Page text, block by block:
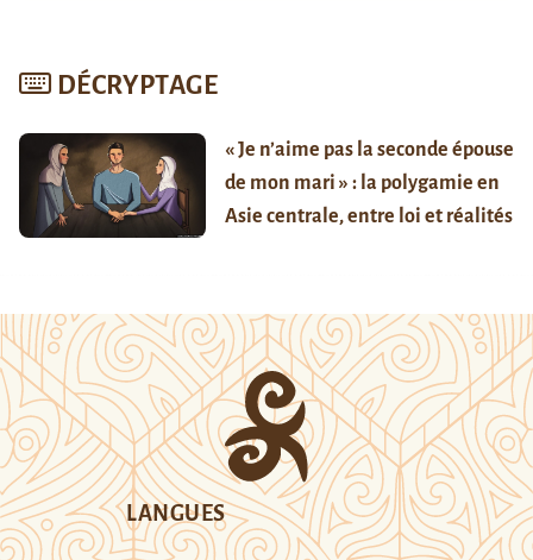
DÉCRYPTAGE
« Je n’aime pas la seconde épouse
de mon mari » : la polygamie en
Asie centrale, entre loi et réalités
LANGUES